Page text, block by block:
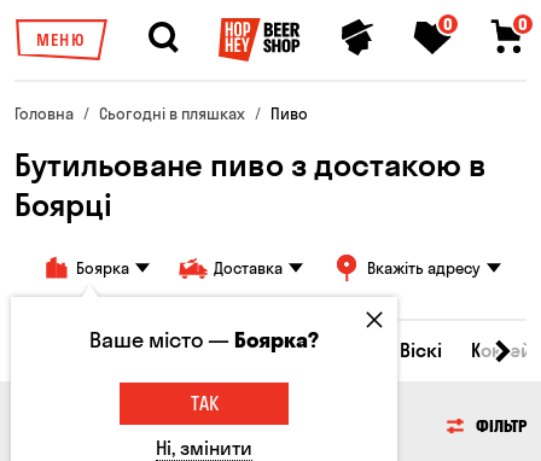
МЕНЮ
0 0
Головна Сьогодні в пляшках Пиво
Бутильоване пиво з достакою в
Боярці
Боярка Доставка Вкажіть адресу
Всі товари Пиво Сидр Віскі
ФІЛЬТР
Ваше місто —Боярка?
ТАК
Ні, змінити